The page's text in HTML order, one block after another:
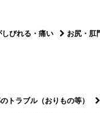
びれる・痛い お尻・肛
トラブル（おりもの等）